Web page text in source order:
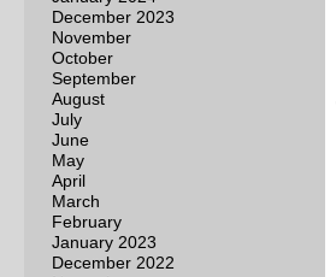
December 2023
November
October
September
August
July
June
May
April
March
February
January 2023
December 2022